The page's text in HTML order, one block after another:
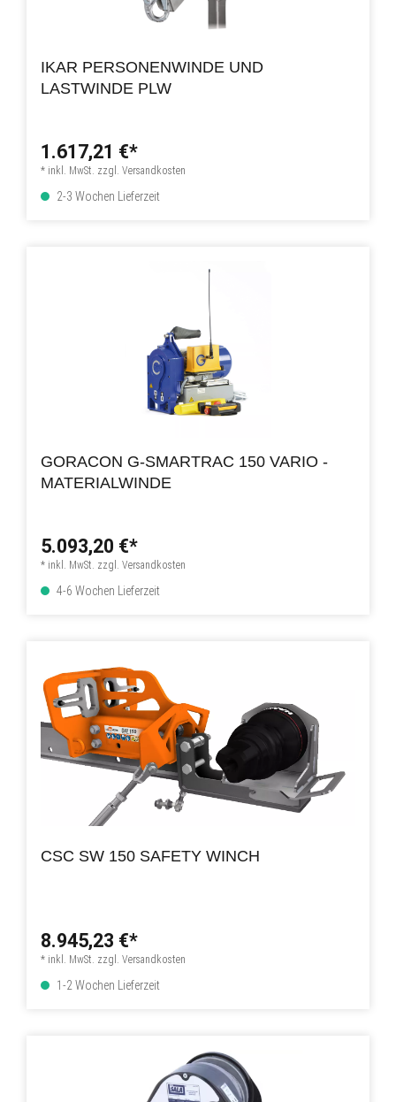
IKAR PERSONENWINDE UND
LASTWINDE PLW
1.617,21 €*
* inkl. MwSt. zzgl. Versandkosten
2-3 Wochen Lieferzeit
GORACON G-SMARTRAC 150 VARIO -
MATERIALWINDE
5.093,20 €*
* inkl. MwSt. zzgl. Versandkosten
4-6 Wochen Lieferzeit
CSC SW 150 SAFETY WINCH
8.945,23 €*
* inkl. MwSt. zzgl. Versandkosten
1-2 Wochen Lieferzeit